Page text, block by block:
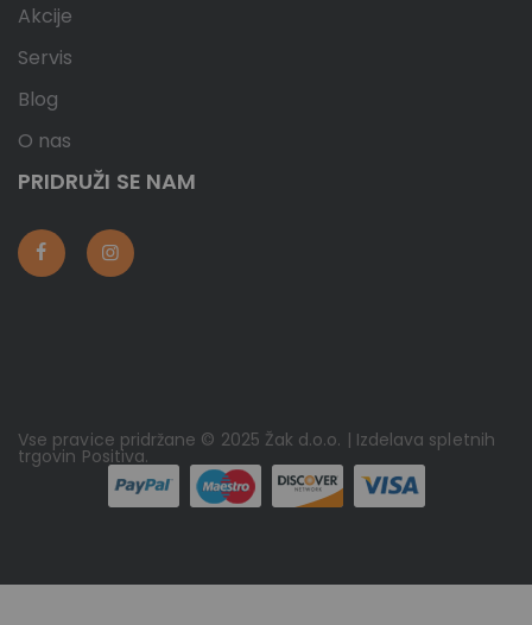
Akcije
Servis
Blog
O nas
PRIDRUŽI SE NAM
Vse pravice pridržane © 2025 Žak d.o.o. | Izdelava spletnih
trgovin Positiva.